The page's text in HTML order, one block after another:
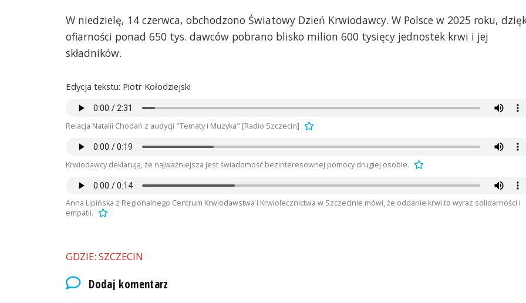
W niedzielę, 14 czerwca, obchodzono Światowy Dzień Krwiodawcy. W Polsce w 2025 roku,
ofiarności ponad 650 tys. dawców pobrano blisko milion 600 tysięcy jednostek krwi i jej
składników.
Edycja tekstu: Piotr Kołodziejski
Relacja Natalii Chodań z audycji "Tematy i Muzyka" [Radio Szczecin]
Krwiodawcy deklarują, że najważniejsza jest świadomość bezinteresownej pomocy drugiej osobie.
Anna Lipińska z Regionalnego Centrum Krwiodawstwa i Krwiolecznictwa w Szczecinie mówi, że oddanie krwi to wyraz solidarności i
empatii.
GDZIE: SZCZECIN
Dodaj komentarz